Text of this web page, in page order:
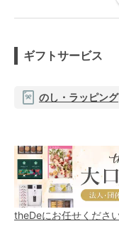
ギフトサービス
のし・ラッピング
theDeにお任せくださ